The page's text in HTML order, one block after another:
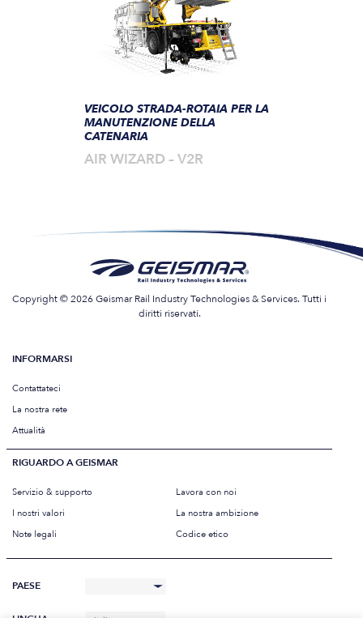
VEICOLO STRADA-ROTAIA PER LA
MANUTENZIONE DELLA
CATENARIA
AIR WIZARD – V2R
Copyright © 2026 Geismar Rail Industry Technologies & Services. Tutti i
diritti riservati.
INFORMARSI
Contattateci
La nostra rete
Attualità
RIGUARDO A GEISMAR
Servizio & supporto
Lavora con noi
I nostri valori
La nostra ambizione
Note legali
Codice etico
PAESE